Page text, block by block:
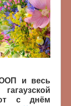
и весь
с днём